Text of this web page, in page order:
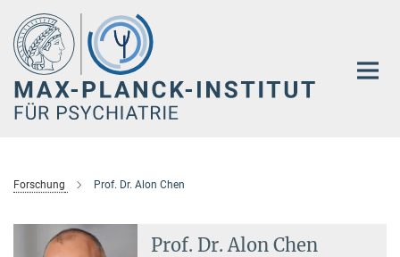
Hauptinhalt
Forschung Prof. Dr. Alon Chen
Prof. Dr. Alon Chen